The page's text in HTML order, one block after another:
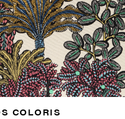
COLORIS